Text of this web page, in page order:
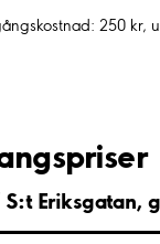
250 kr,
Eriksgatan,